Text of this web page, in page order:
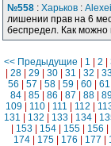
№558 : Харьков :
лишении прав на 6
беспредел. Как
<< Предыдущие 1 2
28| 29| 30| 31 32
56
57 58| 59| 60| 61
84| 85| 86 87 88|
109
110 111 112
131
132 133| 134|
153| 154| 155| 156
174
175 176 177